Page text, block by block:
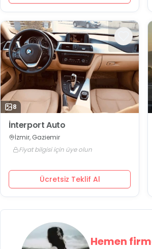
8
İnterport Auto
İzmir, Gaziemir
Fiyat bilgisi için üye olun
Ücretsiz Teklif Al
Hemen